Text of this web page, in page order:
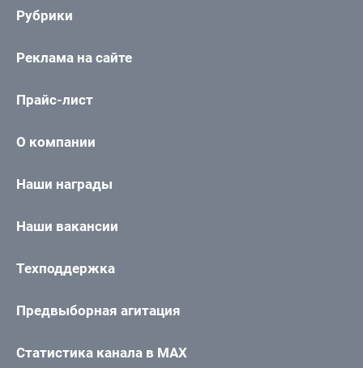
Рубрики
Реклама на сайте
Прайс-лист
О компании
Наши награды
Наши вакансии
Техподдержка
Предвыборная агитация
Статистика канала в MAX